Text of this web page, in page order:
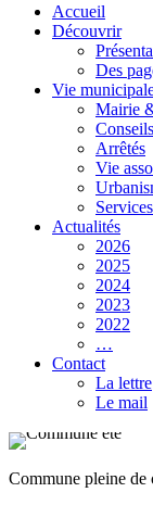
Accueil
Découvrir
Des
Vie
Mairie
Conseils
Arrêtés
Vie
Actualités
2026
2025
2024
2023
2022
…
Contact
La lettre
Le mail
Commune pleine de